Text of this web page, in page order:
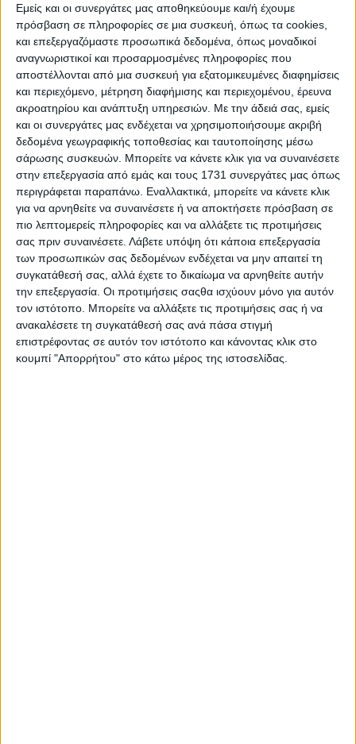
Εμείς και οι συνεργάτες μας αποθηκεύουμε και/ή έχουμε
πρόσβαση σε πληροφορίες σε μια συσκευή, όπως τα cookies,
και επεξεργαζόμαστε προσωπικά δεδομένα, όπως μοναδικοί
αναγνωριστικοί και προσαρμοσμένες πληροφορίες που
αποστέλλονται από μια συσκευή για εξατομικευμένες διαφημίσεις
και περιεχόμενο, μέτρηση διαφήμισης και περιεχομένου, έρευνα
ακροατηρίου και ανάπτυξη υπηρεσιών. Με την άδειά σας, εμείς
και οι συνεργάτες μας ενδέχεται να χρησιμοποιήσουμε ακριβή
δεδομένα γεωγραφικής τοποθεσίας και ταυτοποίησης μέσω
σάρωσης συσκευών. Μπορείτε να κάνετε κλικ για να συναινέσετε
στην επεξεργασία από εμάς και τους 1731 συνεργάτες μας όπως
περιγράφεται παραπάνω. Εναλλακτικά, μπορείτε να κάνετε κλικ
για να αρνηθείτε να συναινέσετε ή να αποκτήσετε πρόσβαση σε
πιο λεπτομερείς πληροφορίες και να αλλάξετε τις προτιμήσεις
σας πριν συναινέσετε. Λάβετε υπόψη ότι κάποια επεξεργασία
των προσωπικών σας δεδομένων ενδέχεται να μην απαιτεί τη
συγκατάθεσή σας, αλλά έχετε το δικαίωμα να αρνηθείτε αυτήν
την επεξεργασία. Οι προτιμήσεις σαςθα ισχύουν μόνο για αυτόν
τον ιστότοπο. Μπορείτε να αλλάξετε τις προτιμήσεις σας ή να
ανακαλέσετε τη συγκατάθεσή σας ανά πάσα στιγμή
επιστρέφοντας σε αυτόν τον ιστότοπο και κάνοντας κλικ στο
κουμπί "Απορρήτου" στο κάτω μέρος της ιστοσελίδας.
2 Αυγούστου, 2026
Κεντρικό Δελτίο Ειδήσεων
02.08.2026